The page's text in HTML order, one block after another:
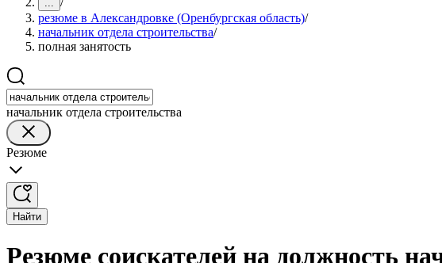
...
резюме в Александровке (Оренбургская область)/
начальник отдела строительства/
полная занятость
начальник отдела строительства
Резюме
Найти
Резюме соискателей на должность